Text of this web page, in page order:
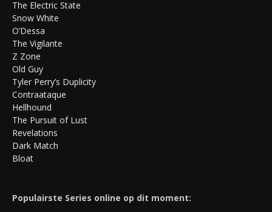
The Electric State
Snow White
O’Dessa
The Vigilante
Z Zone
Old Guy
Tyler Perry’s Duplicity
Contraataque
Hellhound
The Pursuit of Lust
Revelations
Dark Match
Bloat
Populairste Series online op dit moment: